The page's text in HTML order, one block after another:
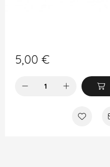
5,00 €